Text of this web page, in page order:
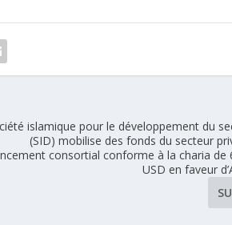
islamique pour le développement du
(SID) mobilise des fonds du secteur
consortial conforme à la charia de
USD en faveur